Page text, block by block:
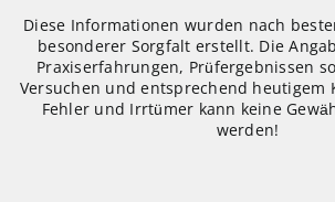
Diese Informationen wurden nach
besonderer Sorgfalt erstellt. Die
Praxiserfahrungen, Prüfergebnissen
Versuchen und entsprechend heutigem
Fehler und Irrtümer kann keine
werden!